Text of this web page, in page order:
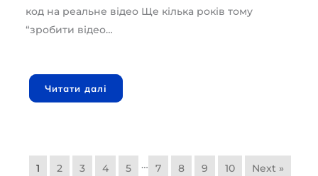
код на реальне відео Ще кілька років тому
“зробити відео…
Читати далі
1 2 3 4 5 … 7 8 9 10 Next »